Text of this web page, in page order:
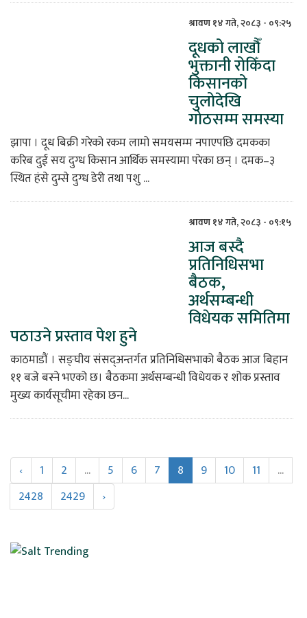
श्रावण १४ गते, २०८३ - ०९:२५
दूधको लाखौँ
भुक्तानी रोकिँदा
किसानको
चुलोदेखि
गोठसम्म समस्या
झापा । दूध बिक्री गरेको रकम लामो समयसम्म नपाएपछि दमकका
करिब दुई सय दुग्ध किसान आर्थिक समस्यामा परेका छन् । दमक–३
स्थित हंसे दुम्से दुग्ध डेरी तथा पशु ...
श्रावण १४ गते, २०८३ - ०९:१५
आज बस्दै
प्रतिनिधिसभा
बैठक,
अर्थसम्बन्धी
विधेयक समितिमा
पठाउने प्रस्ताव पेश हुने
काठमाडौं । सङ्घीय संसद्अन्तर्गत प्रतिनिधिसभाको बैठक आज बिहान
११ बजे बस्ने भएको छ। बैठकमा अर्थसम्बन्धी विधेयक र शोक प्रस्ताव
मुख्य कार्यसूचीमा रहेका छन...
‹ 1 2 ... 5 6 7 8 9 10 11
...
2428
2429 ›